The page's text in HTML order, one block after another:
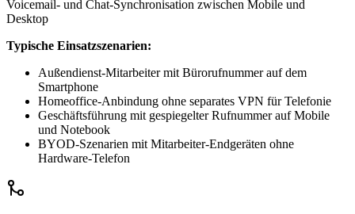
Voicemail- und Chat-Synchronisation zwischen Mobile und
Desktop
Typische Einsatzszenarien:
Außendienst-Mitarbeiter mit Bürorufnummer auf dem
Smartphone
Homeoffice-Anbindung ohne separates VPN für Telefonie
Geschäftsführung mit gespiegelter Rufnummer auf Mobile
und Notebook
BYOD-Szenarien mit Mitarbeiter-Endgeräten ohne
Hardware-Telefon